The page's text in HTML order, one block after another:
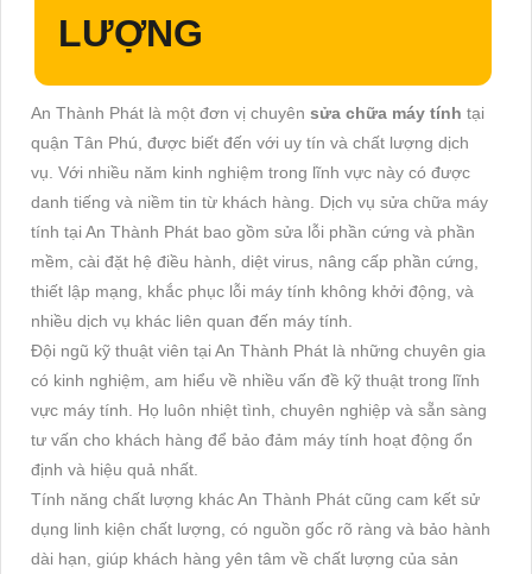
LƯỢNG
An Thành Phát là một đơn vị chuyên sửa chữa máy tính tại
quận Tân Phú, được biết đến với uy tín và chất lượng dịch
vụ. Với nhiều năm kinh nghiệm trong lĩnh vực này có được
danh tiếng và niềm tin từ khách hàng. Dịch vụ sửa chữa máy
tính tại An Thành Phát bao gồm sửa lỗi phần cứng và phần
mềm, cài đặt hệ điều hành, diệt virus, nâng cấp phần cứng,
thiết lập mạng, khắc phục lỗi máy tính không khởi động, và
nhiều dịch vụ khác liên quan đến máy tính.
Đội ngũ kỹ thuật viên tại An Thành Phát là những chuyên gia
có kinh nghiệm, am hiểu về nhiều vấn đề kỹ thuật trong lĩnh
vực máy tính. Họ luôn nhiệt tình, chuyên nghiệp và sẵn sàng
tư vấn cho khách hàng để bảo đảm máy tính hoạt động ổn
định và hiệu quả nhất.
Tính năng chất lượng khác An Thành Phát cũng cam kết sử
dụng linh kiện chất lượng, có nguồn gốc rõ ràng và bảo hành
dài hạn, giúp khách hàng yên tâm về chất lượng của sản